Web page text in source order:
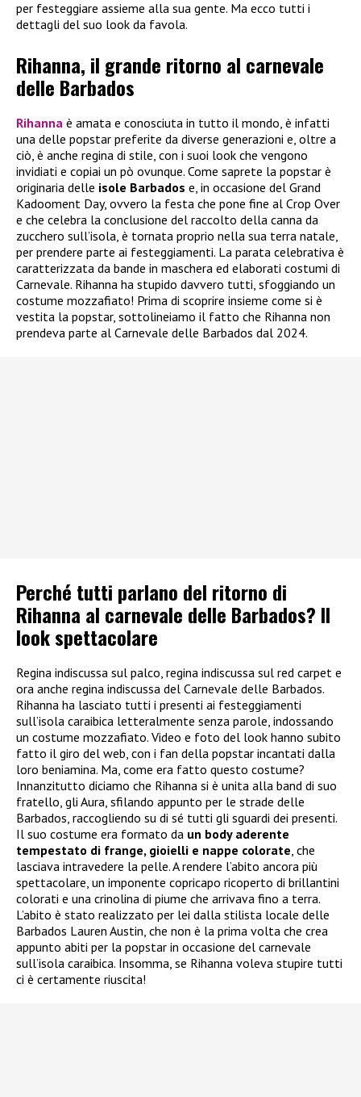
per festeggiare assieme alla sua gente. Ma ecco tutti i
dettagli del suo look da favola.
Rihanna, il grande ritorno al carnevale
delle Barbados
Rihanna è amata e conosciuta in tutto il mondo, è infatti
una delle popstar preferite da diverse generazioni e, oltre a
ciò, è anche regina di stile, con i suoi look che vengono
invidiati e copiai un pò ovunque. Come saprete la popstar è
originaria delle isole Barbados e, in occasione del Grand
Kadooment Day, ovvero la festa che pone fine al Crop Over
e che celebra la conclusione del raccolto della canna da
zucchero sull’isola, è tornata proprio nella sua terra natale,
per prendere parte ai festeggiamenti. La parata celebrativa è
caratterizzata da bande in maschera ed elaborati costumi di
Carnevale. Rihanna ha stupido davvero tutti, sfoggiando un
costume mozzafiato! Prima di scoprire insieme come si è
vestita la popstar, sottolineiamo il fatto che Rihanna non
prendeva parte al Carnevale delle Barbados dal 2024.
Perché tutti parlano del ritorno di
Rihanna al carnevale delle Barbados? Il
look spettacolare
Regina indiscussa sul palco, regina indiscussa sul red carpet e
ora anche regina indiscussa del Carnevale delle Barbados.
Rihanna ha lasciato tutti i presenti ai festeggiamenti
sull’isola caraibica letteralmente senza parole, indossando
un costume mozzafiato. Video e foto del look hanno subito
fatto il giro del web, con i fan della popstar incantati dalla
loro beniamina. Ma, come era fatto questo costume?
Innanzitutto diciamo che Rihanna si è unita alla band di suo
fratello, gli Aura, sfilando appunto per le strade delle
Barbados, raccogliendo su di sé tutti gli sguardi dei presenti.
Il suo costume era formato da un body aderente
tempestato di frange, gioielli e nappe colorate , che
lasciava intravedere la pelle. A rendere l’abito ancora più
spettacolare, un imponente copricapo ricoperto di brillantini
colorati e una crinolina di piume che arrivava fino a terra.
L’abito è stato realizzato per lei dalla stilista locale delle
Barbados Lauren Austin, che non è la prima volta che crea
appunto abiti per la popstar in occasione del carnevale
sull’isola caraibica. Insomma, se Rihanna voleva stupire tutti
ci è certamente riuscita!